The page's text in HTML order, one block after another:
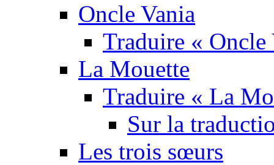
Oncle Vania
Traduire « Oncle
La Mouette
Traduire « La
Sur la
Les trois sœurs